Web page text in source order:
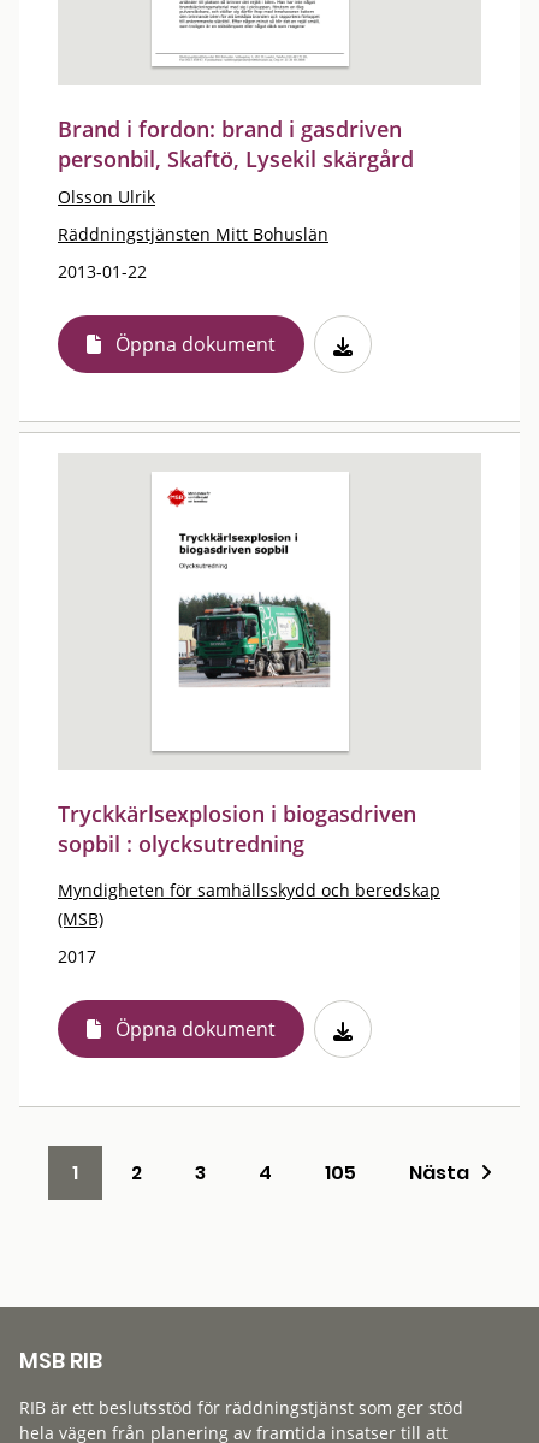
Brand i fordon: brand i gasdriven
personbil, Skaftö, Lysekil skärgård
Olsson Ulrik
Räddningstjänsten Mitt Bohuslän
2013-01-22
Öppna dokument
Tryckkärlsexplosion i biogasdriven
sopbil : olycksutredning
Myndigheten för samhällsskydd och beredskap
(MSB)
2017
Öppna dokument
1 2 3 4 105 Nästa
MSB RIB
RIB är ett beslutsstöd för räddningstjänst som ger stöd
hela vägen från planering av framtida insatser till att